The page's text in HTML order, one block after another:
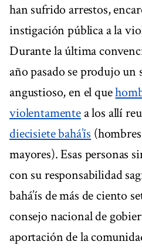
han sufrido arrestos,
instigación pública a la
Durante la última
año pasado se produjo un
angustioso, en el que
violentamentea los allí
diecisiete bahá’ís
mayores). Esas personas
con su responsabilidad
bahá’ís de más de ciento
consejo nacional de
aportación de la